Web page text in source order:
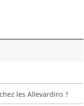
les Allevardins ?